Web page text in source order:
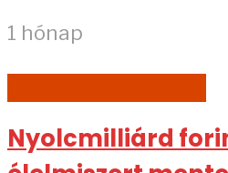
1 hónap
Nyolcmilliárd